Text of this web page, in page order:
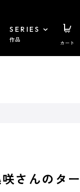
SERIES
作品 カート
さんのタ